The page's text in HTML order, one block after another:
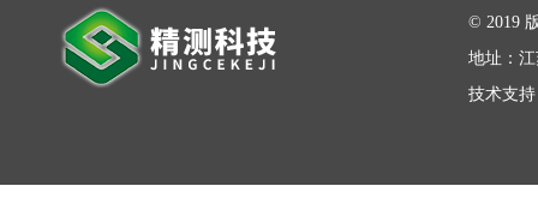
© 2019
地址：
技术支